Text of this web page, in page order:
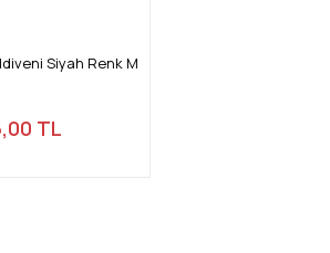
Siyah Renk M
TL